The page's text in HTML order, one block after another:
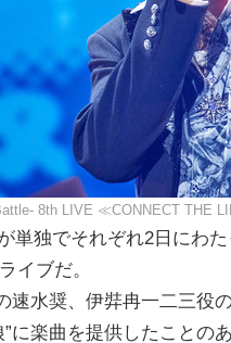
8th LIVE ≪CONNECT THE
単独でそれぞれ2日にわ
イブだ。
速水奨、伊弉冉一二三役
に楽曲を提供したことの